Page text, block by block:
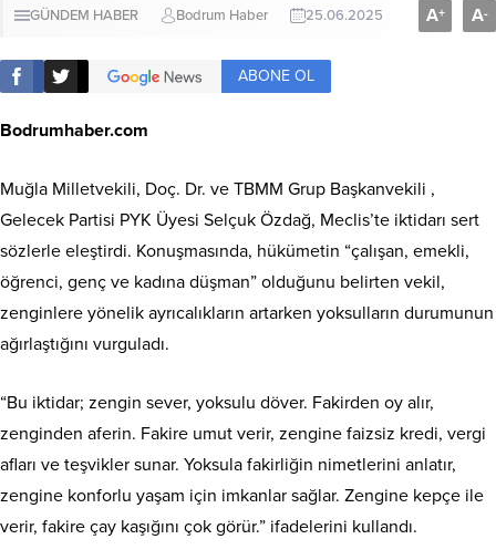
GÜNDEM HABER Bodrum Haber 25.06.2025 A+ A-
ABONE OL
Bodrumhaber.com
Muğla Milletvekili, Doç. Dr. ve TBMM Grup Başkanvekili ,
Gelecek Partisi PYK Üyesi Selçuk Özdağ, Meclis’te iktidarı sert
sözlerle eleştirdi. Konuşmasında, hükümetin “çalışan, emekli,
öğrenci, genç ve kadına düşman” olduğunu belirten vekil,
zenginlere yönelik ayrıcalıkların artarken yoksulların durumunun
ağırlaştığını vurguladı.
“Bu iktidar; zengin sever, yoksulu döver. Fakirden oy alır,
zenginden aferin. Fakire umut verir, zengine faizsiz kredi, vergi
afları ve teşvikler sunar. Yoksula fakirliğin nimetlerini anlatır,
zengine konforlu yaşam için imkanlar sağlar. Zengine kepçe ile
verir, fakire çay kaşığını çok görür.” ifadelerini kullandı.